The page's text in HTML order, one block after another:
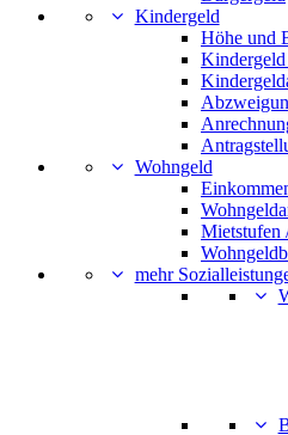
Kindergeld
Höhe und
Wohngeld
Mietstufen
mehr